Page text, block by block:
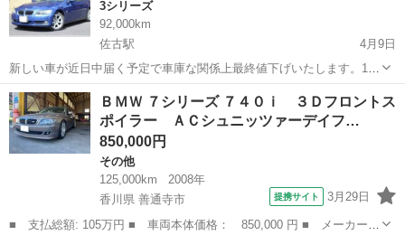
3シリーズ
92,000km
佐古駅
4月9日
新しい車が近日中届く予定で車庫な関係上最終値下げいたします。19
年式320クーペになります。車検わ来年3月まであります、走行距離9万
2000キロOPカラーのブルーメタリックにOPのベージュ革になりま
す。革の状態わ、すこぶるい...
徳島 徳島市 佐古駅 3シリーズ エンジン
ＢＭＷ ７シリーズ ７４０ｉ ３Ｄフロントス
ポイラー ＡＣシュニッツァーデイフ…
850,000円
その他
125,000km
2008年
香川県 善通寺市
提携サイト 3月29日
■ 支払総額: 105万円 ■ 車両本体価格： 850,000 円 ■ メーカー